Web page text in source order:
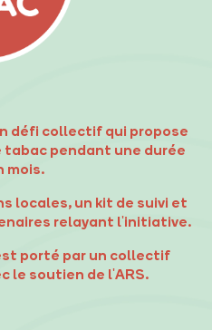
défi collectif qui propose
pendant une durée
mois.
locales, un kit de suivi et
relayant l'initiative.
porté par un collectif
le soutien de l'ARS.